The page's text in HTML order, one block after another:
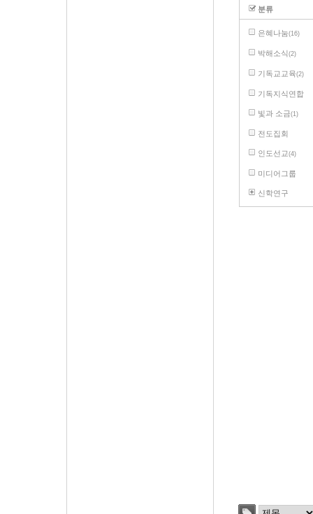
분류
은혜나눔(16)
박해소식(2)
기독교교육(2)
기독지식연합
빛과 소금(1)
전도집회
인도선교 (4)
미디어그룹
신학연구